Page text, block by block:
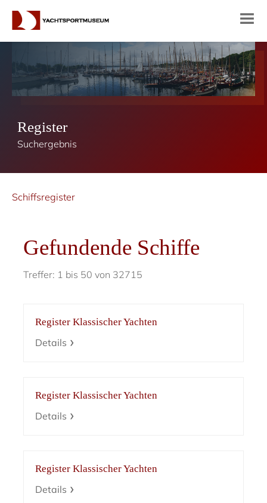
Register
Suchergebnis
Schiffsregister
Gefundende Schiffe
Treffer: 1 bis 50 von 32715
Register Klassischer Yachten
Details
Register Klassischer Yachten
Details
Register Klassischer Yachten
Details